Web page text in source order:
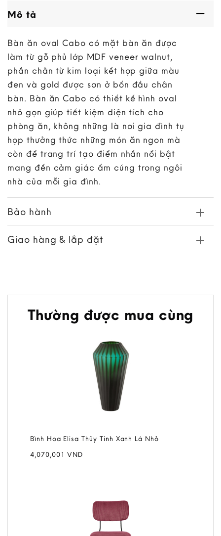
Mô tả
Bàn ăn oval Cabo có mặt bàn ăn được
làm từ gỗ phủ lớp MDF veneer walnut,
phần chân từ kim loại kết hợp giữa màu
đen và gold được sơn ở bốn đầu chân
bàn. Bàn ăn Cabo có thiết kế hình oval
nhỏ gọn giúp tiết kiệm diện tích cho
phòng ăn, không những là nơi gia đình tụ
họp thưởng thức những món ăn ngon mà
còn để trang trí tạo điểm nhấn nổi bật
mang đến cảm giác ấm cúng trong ngôi
nhà của mỗi gia đình.
Bảo hành
Giao hàng & lắp đặt
Thường được mua cùng
Bình Hoa Elisa Thủy Tinh Xanh Lá Nhỏ
4,070,001VND